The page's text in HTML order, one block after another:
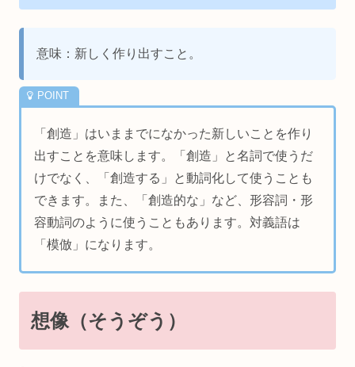
意味：新しく作り出すこと。
「創造」はいままでになかった新しいことを作り
出すことを意味します。「創造」と名詞で使うだ
けでなく、「創造する」と動詞化して使うことも
できます。また、「創造的な」など、形容詞・形
容動詞のように使うこともあります。対義語は
「模倣」になります。
想像（そうぞう）